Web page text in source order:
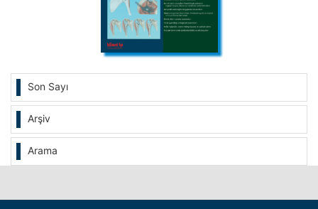
Son Sayı
Arşiv
Arama